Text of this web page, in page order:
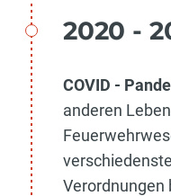
2020 -
COVID -
anderen
Verordnungen